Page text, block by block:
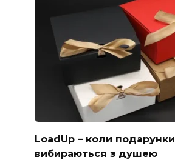
LoadUp – коли подарунки
вибираються з душею